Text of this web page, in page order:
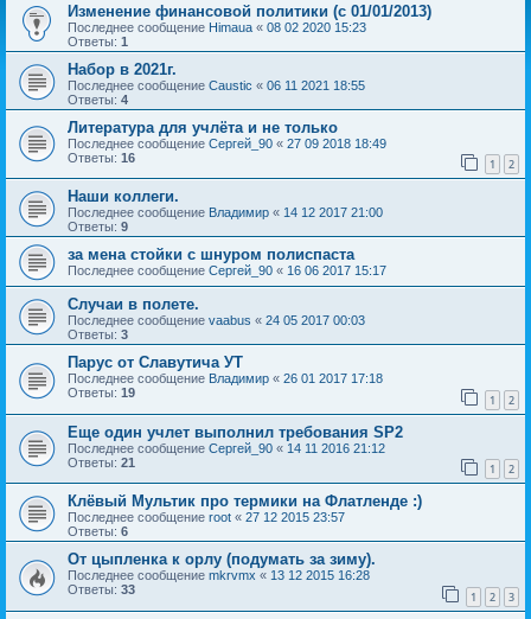
Изменение финансовой политики (с 01/01/2013)
Последнее сообщение Himaua « 08 02 2020 15:23
Ответы: 1
Набор в 2021г.
Последнее сообщение Caustic « 06 11 2021 18:55
Ответы: 4
Литература для учлёта и не только
Последнее сообщение Сергей_90 « 27 09 2018 18:49
Ответы: 16 1 2
Наши коллеги.
Последнее сообщение Владимир « 14 12 2017 21:00
Ответы: 9
за мена стойки с шнуром полиспаста
Последнее сообщение Сергей_90 « 16 06 2017 15:17
Случаи в полете.
Последнее сообщение vaabus « 24 05 2017 00:03
Ответы: 3
Парус от Славутича УТ
Последнее сообщение Владимир « 26 01 2017 17:18
Ответы: 19 1 2
Еще один учлет выполнил требования SP2
Последнее сообщение Сергей_90 « 14 11 2016 21:12
Ответы: 21 1 2
Клёвый Мультик про термики на Флатленде :)
Последнее сообщение root « 27 12 2015 23:57
Ответы: 6
От цыпленка к орлу (подумать за зиму).
Последнее сообщение mkrvmx « 13 12 2015 16:28
Ответы: 33 1 2 3